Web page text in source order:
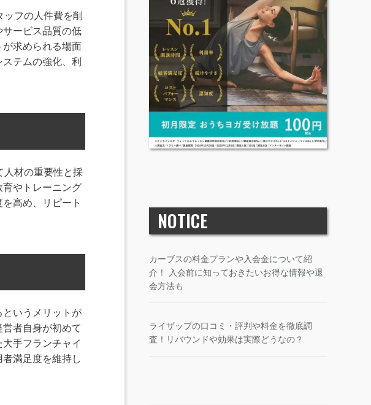
フの人件費を削
ービス品質の低
求められる場面
テムの強化、利
人材の重要性と採
やトレーニング
高め、リピート
いうメリットが
者自身が初めて
手フランチャイ
満足度を維持し
NOTICE
カーブスの料金プランや入会金について紹
介！ 入会前に知っておきたいお得な情報や退
会方法も
ライザップの口コミ・評判や料金を徹底調
査！リバウンドや効果は実際どうなの？